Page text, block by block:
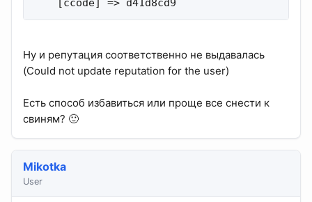
    [ccode] => d41d8cd9
Ну и репутация соответственно не выдавалась
(Could not update reputation for the user)
Есть способ избавиться или проще все снести к
свиням? 🙂
Mikotka
User